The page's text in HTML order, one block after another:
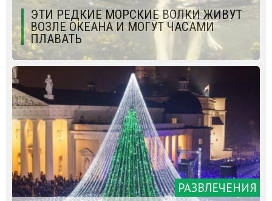
ЭТИ РЕДКИЕ МОРСКИЕ ВОЛКИ ЖИВУТ
ВОЗЛЕ ОКЕАНА И МОГУТ ЧАСАМИ
ПЛАВАТЬ
РАЗВЛЕЧЕНИЯ